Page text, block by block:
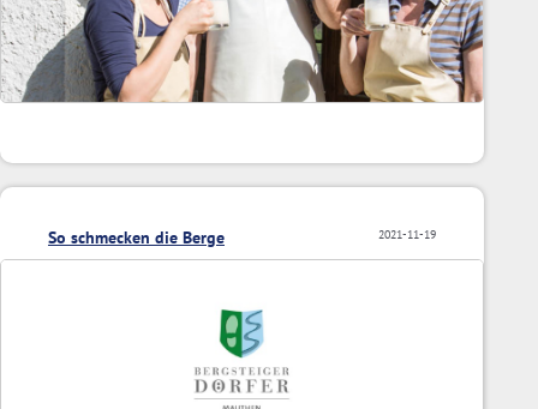
2021-11-19
So schmecken die Berge